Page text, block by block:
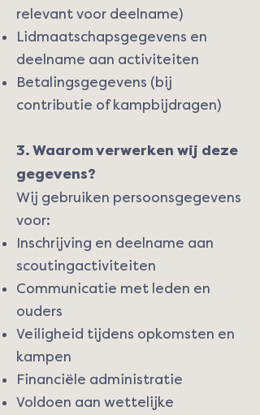
relevant voor deelname)
Lidmaatschapsgegevens en
deelname aan activiteiten
Betalingsgegevens (bij
contributie of kampbijdragen)
3. Waarom verwerken wij deze
gegevens?
Wij gebruiken persoonsgegevens
voor:
Inschrijving en deelname aan
scoutingactiviteiten
Communicatie met leden en
ouders
Veiligheid tijdens opkomsten en
kampen
Financiële administratie
Voldoen aan wettelijke